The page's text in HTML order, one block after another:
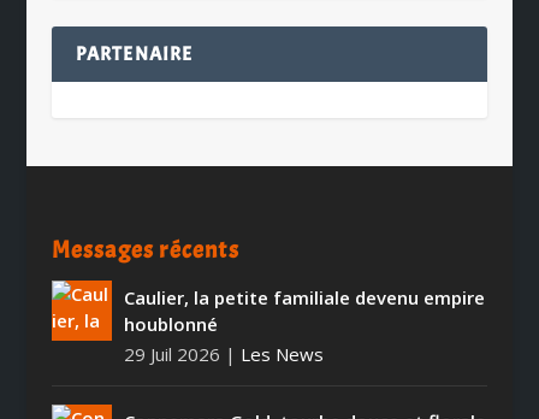
PARTENAIRE
Messages récents
Caulier, la petite familiale devenu empire
houblonné
29 Juil 2026 | Les News